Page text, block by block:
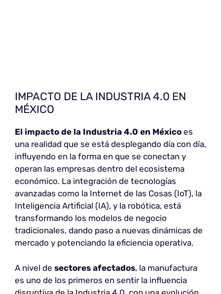
IMPACTO DE LA INDUSTRIA 4.0 EN
MÉXICO
El impacto de la Industria 4.0 en México es
una realidad que se está desplegando día con día,
influyendo en la forma en que se conectan y
operan las empresas dentro del ecosistema
económico. La integración de tecnologías
avanzadas como la Internet de las Cosas (IoT), la
Inteligencia Artificial (IA), y la robótica, está
transformando los modelos de negocio
tradicionales, dando paso a nuevas dinámicas de
mercado y potenciando la eficiencia operativa.
A nivel de sectores afectados, la manufactura
es uno de los primeros en sentir la influencia